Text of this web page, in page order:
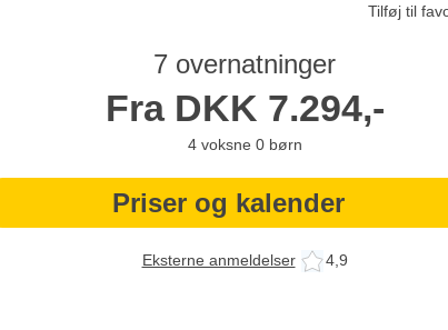
Tilføj til
7 overnatninger
Fra DKK 7.294,-
4 voksne 0 børn
Priser og kalender
Eksterne anmeldelser 4,9